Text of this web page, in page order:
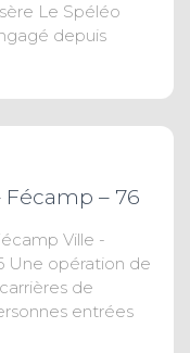
Le Spéléo
depuis
– 76
Ville -
Une opération de
de
entrées